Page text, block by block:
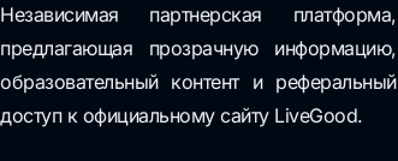
Независимая партнерская платформа,
предлагающая прозрачную информацию,
образовательный контент и реферальный
доступ к официальному сайту LiveGood.